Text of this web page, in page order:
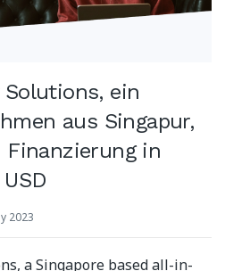
ein
aus Singapur,
in
2023
a Singapore based all-in-